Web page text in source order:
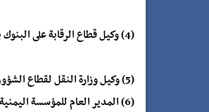
(4) وكيل قطاع الرقابة على البنوك بالبنك المركزي عضواً
(5) وكيل وزارة النقل لقطاع الشؤون البحرية والموانئ عضواً ومقرراً للجنة
(6) المدير العام للمؤسسة اليمنية العامة للنفط والغاز عضوا